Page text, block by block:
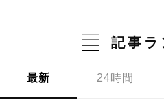
記事ラ
最新 24時間